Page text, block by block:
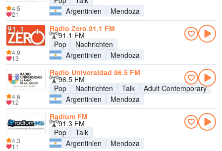
Argentinien
Mendoza
4.5
21
Radio Zero 91.1 FM
91.1 FM
Pop
Nachrichten
Argentinien
Mendoza
4.9
13
Radio Universidad 96.5 FM
96.5 FM
Pop
Nachrichten Talk
Adult Contemporary
Argentinien
Mendoza
4.6
12
Radium FM
91.3 FM
Pop
Talk
Argentinien
Mendoza
4.3
11